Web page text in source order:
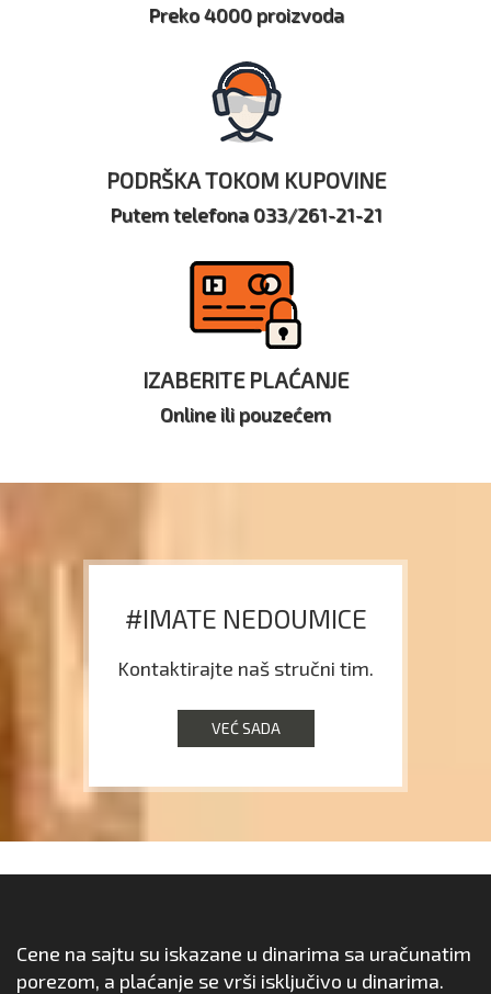
Preko 4000 proizvoda
PODRŠKA TOKOM KUPOVINE
Putem telefona 033/261-21-21
IZABERITE PLAĆANJE
Online ili pouzećem
#IMATE NEDOUMICE
Kontaktirajte naš stručni tim.
VEĆ SADA
Cene na sajtu su iskazane u dinarima sa uračunatim
porezom, a plaćanje se vrši isključivo u dinarima.